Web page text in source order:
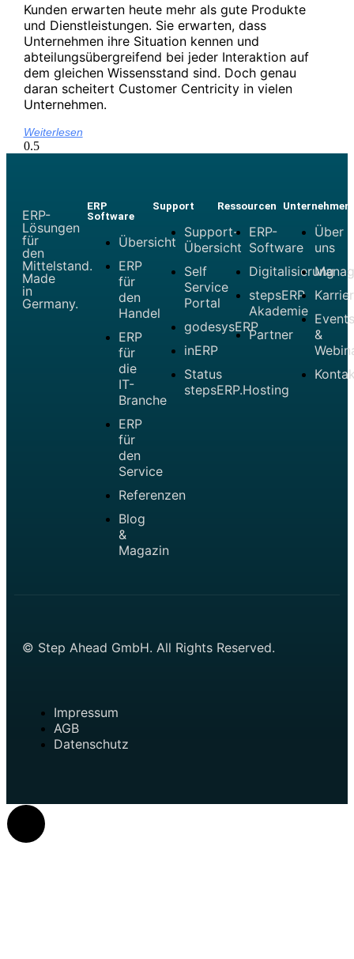
Kunden erwarten heute mehr als gute Produkte
und Dienstleistungen. Sie erwarten, dass
Unternehmen ihre Situation kennen und
abteilungsübergreifend bei jeder Interaktion auf
dem gleichen Wissensstand sind. Doch genau
daran scheitert Customer Centricity in vielen
Unternehmen.
Weiterlesen
ERP-
Lösungen
für
den
Mittelstand.
Made
in
Germany.
ERP
Software
Übersicht
ERP
für
den
Handel
ERP
für
die
IT-
Branche
ERP
für
den
Service
Referenzen
Blog
&
Magazin
Support
Support-
Übersicht
Self
Service
Portal
godesysERP
inERP
Status
stepsERP.Hosting
Ressourcen
ERP-
Software
Digitalisierung
stepsERP
Akademie
Partner
Unternehmen
Über
uns
Events
&
© Step Ahead GmbH. All Rights Reserved.
Impressum
AGB
Datenschutz